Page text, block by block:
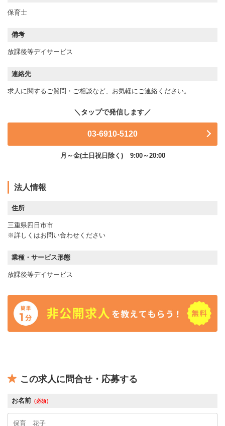
保育士
備考
放課後等デイサービス
連絡先
求人に関するご質問・ご相談など、お気軽にご連絡ください。
03-6910-5120
月～金(土日祝日除く) 9:00～20:00
法人情報
住所
三重県四日市市
※詳しくはお問い合わせください
業種・サービス形態
放課後等デイサービス
この求人に問合せ・応募する
お名前 （必須）